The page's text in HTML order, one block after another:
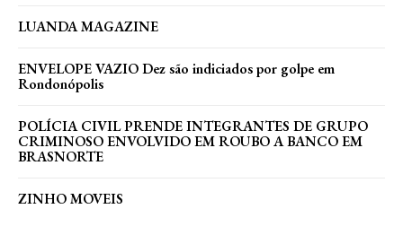
LUANDA MAGAZINE
ENVELOPE VAZIO Dez são indiciados por golpe em
Rondonópolis
POLÍCIA CIVIL PRENDE INTEGRANTES DE GRUPO
CRIMINOSO ENVOLVIDO EM ROUBO A BANCO EM
BRASNORTE
ZINHO MOVEIS